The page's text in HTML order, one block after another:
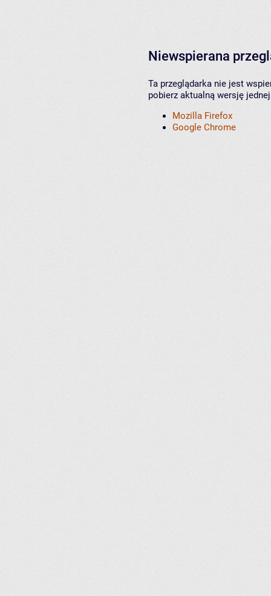
Niewspierana
Ta przeglądarka nie jest
pobierz aktualną wersję
Mozilla Firefox
Google Chrome